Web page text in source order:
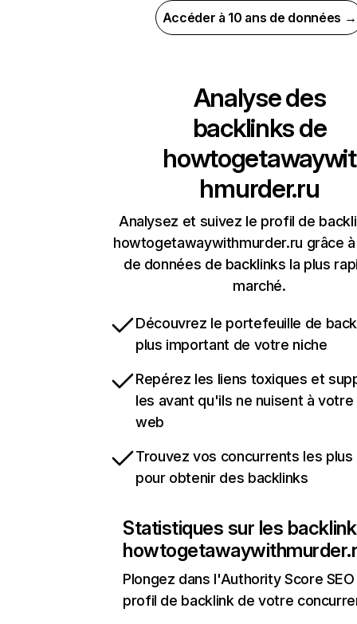
Accéder à 10 ans de données →
Analyse des
backlinks de
howtogetawaywit
hmurder.ru
Analysez et suivez le profil de
howtogetawaywithmurder.ru grâce
de données de backlinks la plus
marché.
Découvrez le portefeuille de
plus important de votre niche
Repérez les liens toxiques et
les avant qu'ils ne nuisent à
web
Trouvez vos concurrents les
pour obtenir des backlinks
Statistiques sur les
Plongez dans l'Authority Score
profil de backlink de votre